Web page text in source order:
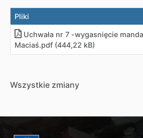
Pliki
Uchwała nr 7 -wygasnięcie
Maciaś.pdf (444,22 kB)
Wszystkie zmiany